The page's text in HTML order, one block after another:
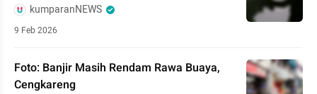
kumparanNEWS
9 Feb 2026
Foto: Banjir Masih Rendam Rawa Buaya,
Cengkareng